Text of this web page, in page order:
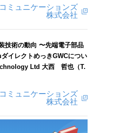
ミュニケーションズ
株式会社
技術の動向 〜先端電子部品
イレクトめっきGWCについ
Ltd 大西 哲也（T.
ミュニケーションズ
株式会社